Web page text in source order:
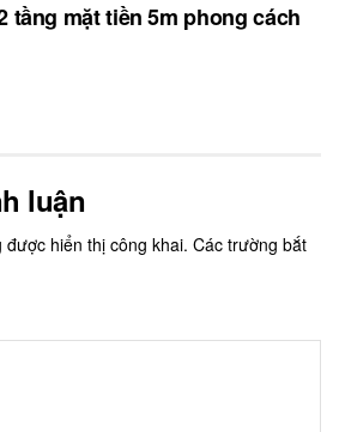
tầng mặt tiền 5m phong cách
luận
hiển thị công khai. Các trường bắt